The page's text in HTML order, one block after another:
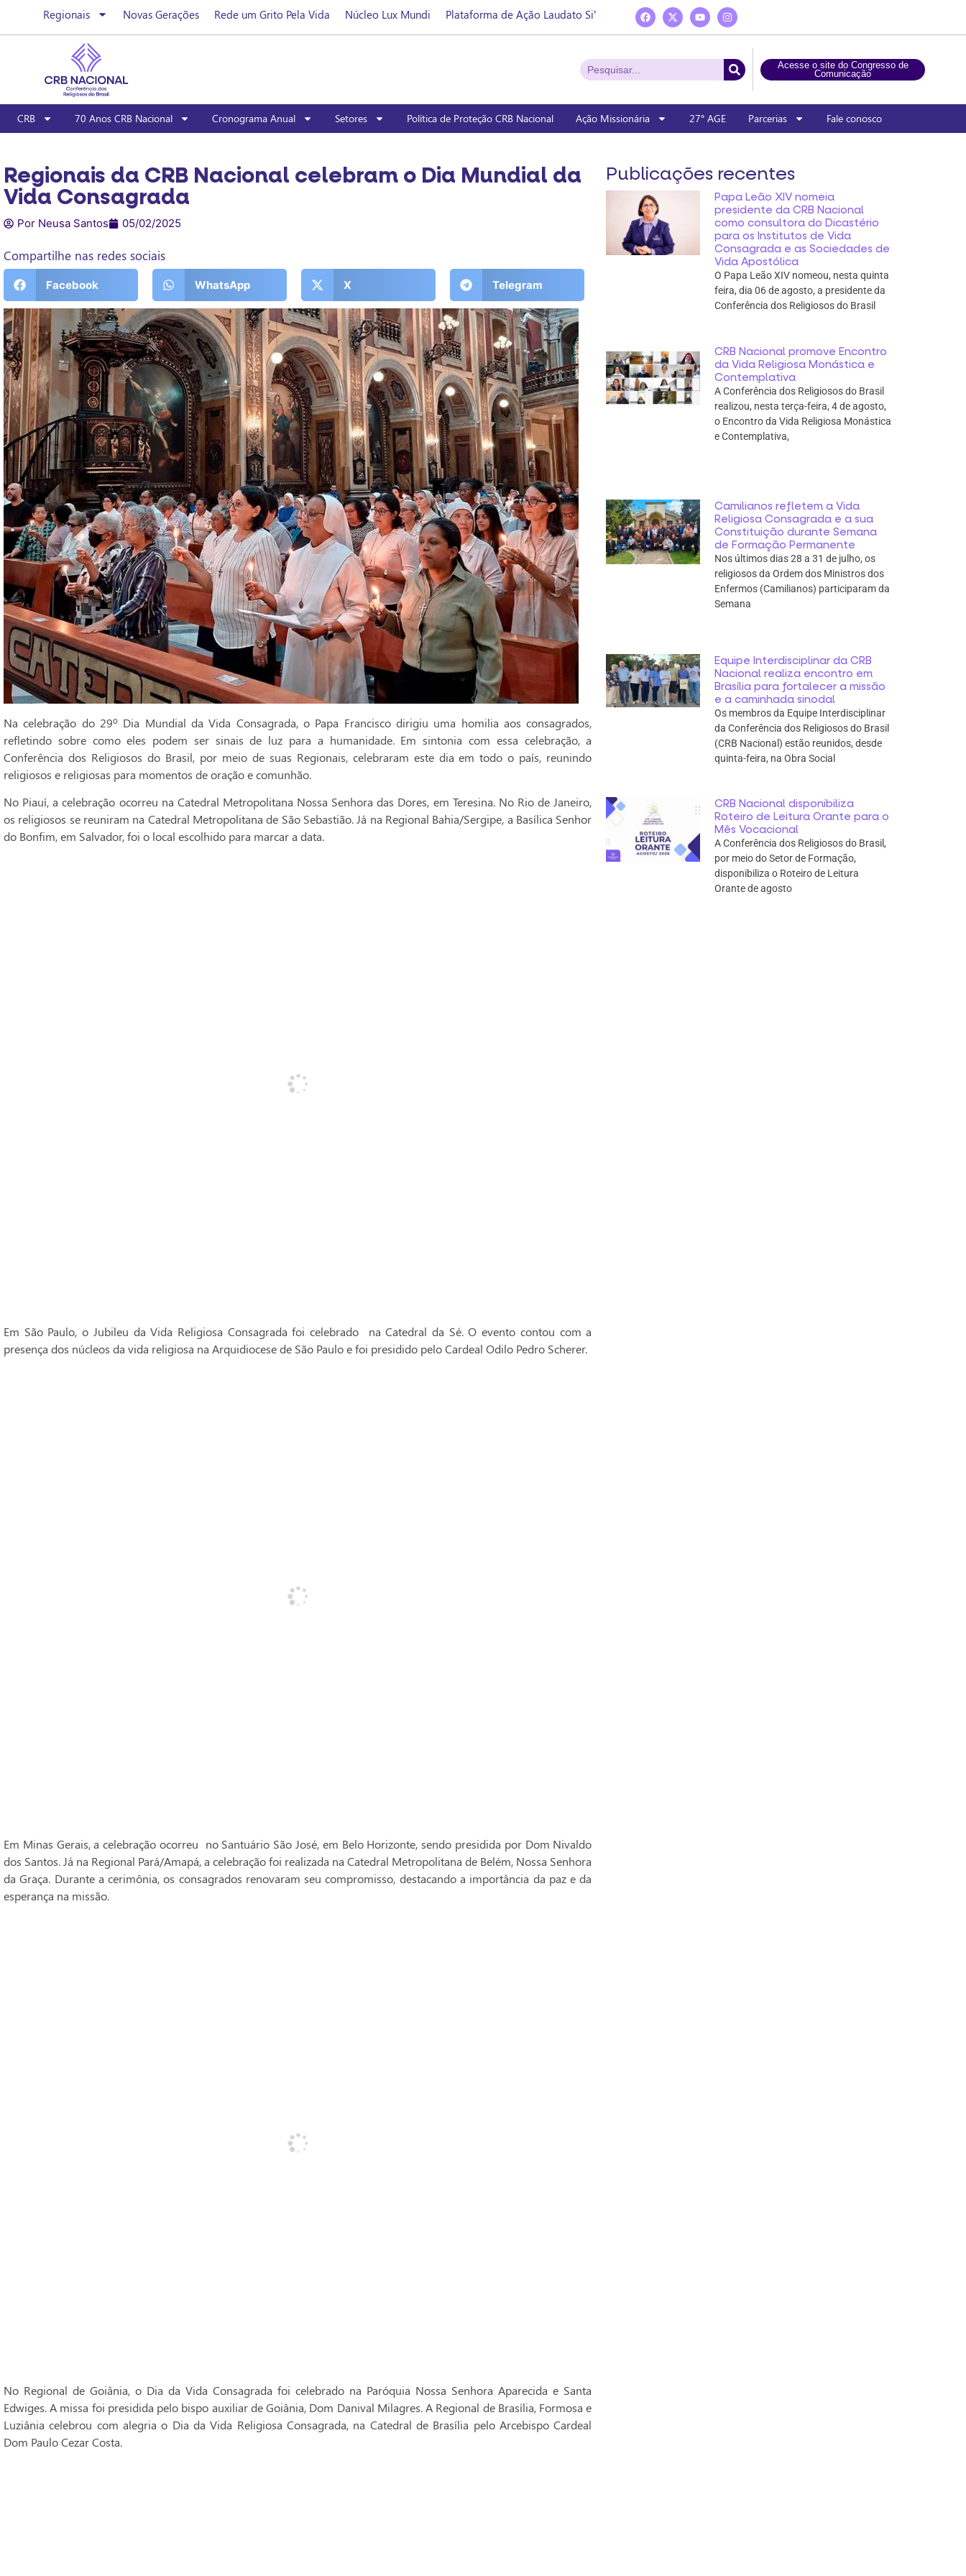
Regionais Novas Gerações Rede um Grito Pela Vida Núcleo Lux Mundi Plataforma de Ação Laudato Si’
Acesse o site do Congresso de
Comunicação
CRB 70 Anos CRB Nacional Cronograma Anual Setores Política de Proteção CRB Nacional Ação Missionária 27° AGE Parcerias Fale conosco
Regionais da CRB Nacional celebram o Dia Mundial da
Vida Consagrada
Por Neusa Santos 05/02/2025
Compartilhe nas redes sociais
Facebook WhatsApp X Telegram
Na celebração do 29º Dia Mundial da Vida Consagrada, o Papa Francisco dirigiu uma homilia aos consagrados,
refletindo sobre como eles podem ser sinais de luz para a humanidade. Em sintonia com essa celebração, a
Conferência dos Religiosos do Brasil, por meio de suas Regionais, celebraram este dia em todo o país, reunindo
religiosos e religiosas para momentos de oração e comunhão.
No Piauí, a celebração ocorreu na Catedral Metropolitana Nossa Senhora das Dores, em Teresina. No Rio de Janeiro,
os religiosos se reuniram na Catedral Metropolitana de São Sebastião. Já na Regional Bahia/Sergipe, a Basílica Senhor
do Bonfim, em Salvador, foi o local escolhido para marcar a data.
Em São Paulo, o Jubileu da Vida Religiosa Consagrada foi celebrado na Catedral da Sé. O evento contou com a
presença dos núcleos da vida religiosa na Arquidiocese de São Paulo e foi presidido pelo Cardeal Odilo Pedro Scherer.
Em Minas Gerais, a celebração ocorreu no Santuário São José, em Belo Horizonte, sendo presidida por Dom Nivaldo
dos Santos. Já na Regional Pará/Amapá, a celebração foi realizada na Catedral Metropolitana de Belém, Nossa Senhora
da Graça. Durante a cerimônia, os consagrados renovaram seu compromisso, destacando a importância da paz e da
esperança na missão.
No Regional de Goiânia, o Dia da Vida Consagrada foi celebrado na Paróquia Nossa Senhora Aparecida e Santa
Edwiges. A missa foi presidida pelo bispo auxiliar de Goiânia, Dom Danival Milagres. A Regional de Brasília, Formosa e
Luziânia celebrou com alegria o Dia da Vida Religiosa Consagrada, na Catedral de Brasília pelo Arcebispo Cardeal
Dom Paulo Cezar Costa.
Publicações recentes
Papa Leão XIV nomeia
presidente da CRB Nacional
como consultora do Dicastério
para os Institutos de Vida
Consagrada e as Sociedades de
Vida Apostólica
O Papa Leão XIV nomeou, nesta quinta
feira, dia 06 de agosto, a presidente da
Conferência dos Religiosos do Brasil
CRB Nacional promove Encontro
da Vida Religiosa Monástica e
Contemplativa
A Conferência dos Religiosos do Brasil
realizou, nesta terça-feira, 4 de agosto,
o Encontro da Vida Religiosa Monástica
e Contemplativa,
Camilianos refletem a Vida
Religiosa Consagrada e a sua
Constituição durante Semana
de Formação Permanente
Nos últimos dias 28 a 31 de julho, os
religiosos da Ordem dos Ministros dos
Enfermos (Camilianos) participaram da
Semana
Equipe Interdisciplinar da CRB
Nacional realiza encontro em
Brasília para fortalecer a missão
e a caminhada sinodal
Os membros da Equipe Interdisciplinar
da Conferência dos Religiosos do Brasil
(CRB Nacional) estão reunidos, desde
quinta-feira, na Obra Social
CRB Nacional disponibiliza
Roteiro de Leitura Orante para o
Mês Vocacional
A Conferência dos Religiosos do Brasil,
por meio do Setor de Formação,
disponibiliza o Roteiro de Leitura
Orante de agosto